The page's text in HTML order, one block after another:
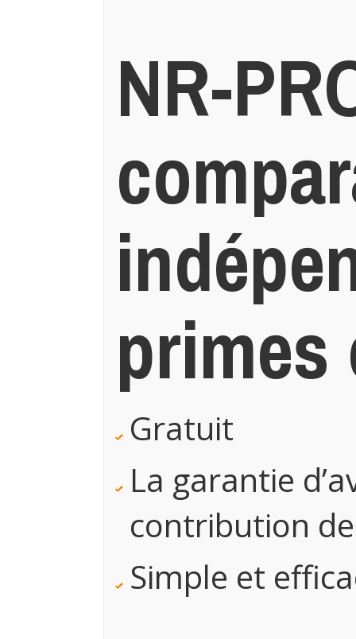
NR-
primes
Gratuit
La garantie
contribution
Simple et